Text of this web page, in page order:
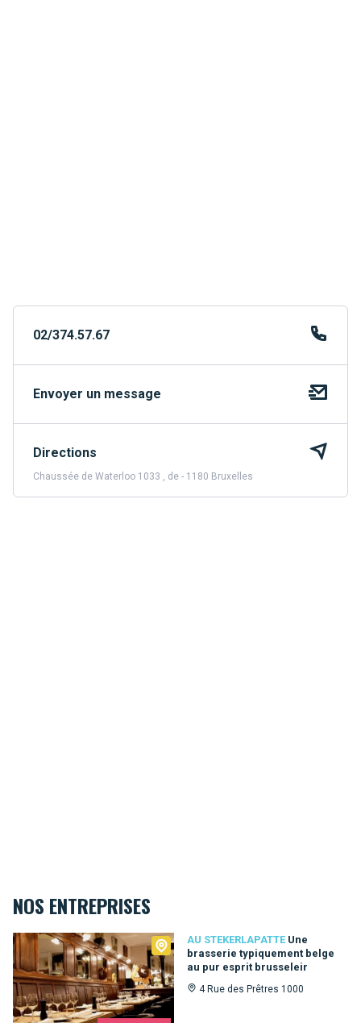
02/374.57.67
Envoyer un message
Directions
Chaussée de Waterloo 1033 , de - 1180 Bruxelles
NOS ENTREPRISES
AU STEKERLAPATTE Une
brasserie typiquement belge
au pur esprit brusseleir
4 Rue des Prêtres 1000
Au Stekerlapatte